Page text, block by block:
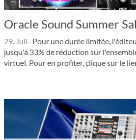
Oracle Sound Summer
29. Juil · Pour une durée limitée,
jusqu'à 33% de réduction sur
virtuel. Pour en profiter, clique sur le